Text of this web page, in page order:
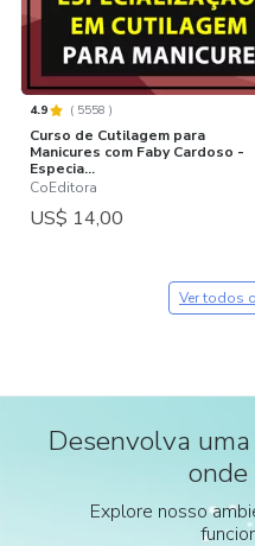
4.9 ( 5558 )
Curso de Cutilagem para
Manicures com Faby Cardoso -
Especia...
CoEditora
US$ 14,00
Ver todos
Desenvolva
Explore nosso